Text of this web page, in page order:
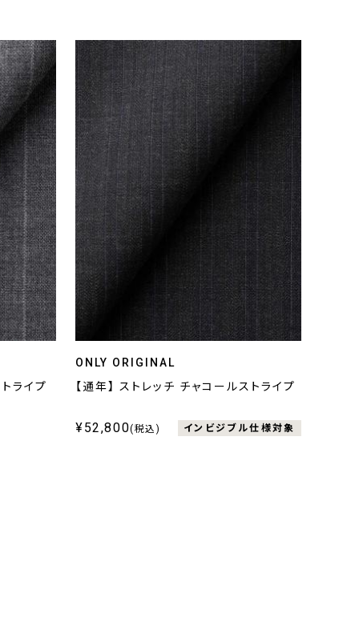
ライプ
ONLY ORIGINAL
【通年】 ストレッチ チャコールストライプ
¥52,800(税込) インビジブル仕様対象